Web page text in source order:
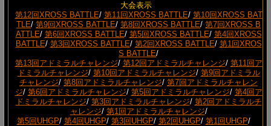
大会表示
第12回XROSS BATTLE/ 第11回XROSS BATTLE/ 第10回XROSS BAT
TLE/ 第9回XROSS BATTLE/ 第8回XROSS BATTLE/ 第7回XROSS B
ATTLE/ 第6回XROSS BATTLE/ 第5回XROSS BATTLE/ 第4回XROSS
BATTLE/ 第3回XROSS BATTLE/ 第2回XROSS BATTLE/ 第1回XROS
S BATTLE/
第13回アドミラルチャレンジ/ 第12回アドミラルチャレンジ/ 第11回ア
ドミラルチャレンジ/ 第10回アドミラルチャレンジ/ 第9回アドミラル
チャレンジ/ 第8回アドミラルチャレンジ/ 第7回アドミラルチャレン
ジ/ 第6回アドミラルチャレンジ/ 第5回アドミラルチャレンジ/ 第4回ア
ドミラルチャレンジ/ 第3回アドミラルチャレンジ/ 第2回アドミラルチ
ャレンジ/ 第1回アドミラルチャレンジ/
第5回UHGP/ 第4回UHGP/ 第3回UHGP/ 第2回UHGP/ 第1回UHGP/